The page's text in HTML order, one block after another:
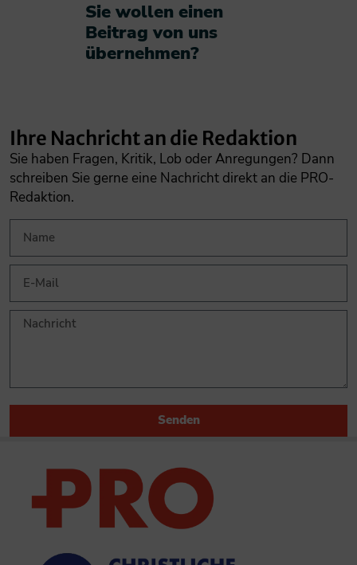
Sie wollen einen
Beitrag von uns
übernehmen?​
Ihre Nachricht an die Redaktion
Sie haben Fragen, Kritik, Lob oder Anregungen? Dann
schreiben Sie gerne eine Nachricht direkt an die PRO-
Redaktion.
Senden